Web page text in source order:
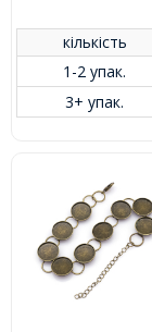
кількість
1-2 упак.
3+ упак.